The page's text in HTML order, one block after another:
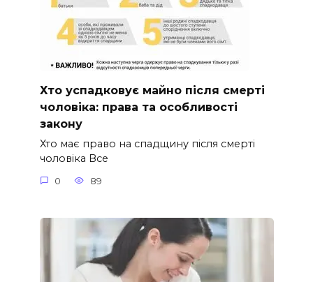
Хто успадковує майно після смерті
чоловіка: права та особливості
закону
Хто має право на спадщину після смерті
чоловіка Все
0 89